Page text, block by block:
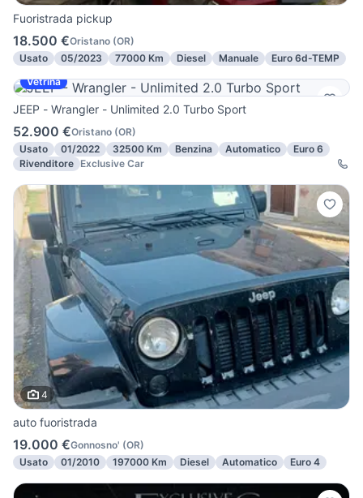
Fuoristrada pickup
18.500 €Oristano (OR)
Usato
05/2023 77000 Km Diesel Manuale
Euro 6d-TEMP
Vetrina
JEEP - Wrangler - Unlimited 2.0 Turbo Sport
52.900 €Oristano (OR)
Usato
01/2022 32500 Km Benzina Automatico
Euro 6
Rivenditore Exclusive Car
4
auto fuoristrada
19.000 €Gonnosno' (OR)
Usato
01/2010 197000 Km Diesel Automatico Euro 4